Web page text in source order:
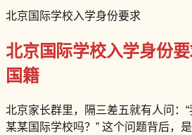
北京国际学校入学身份要求
北京国际学校入学身份
国籍
北京家长群里，隔三差五就有人问：
某某国际学校吗？” 这个问题背后，